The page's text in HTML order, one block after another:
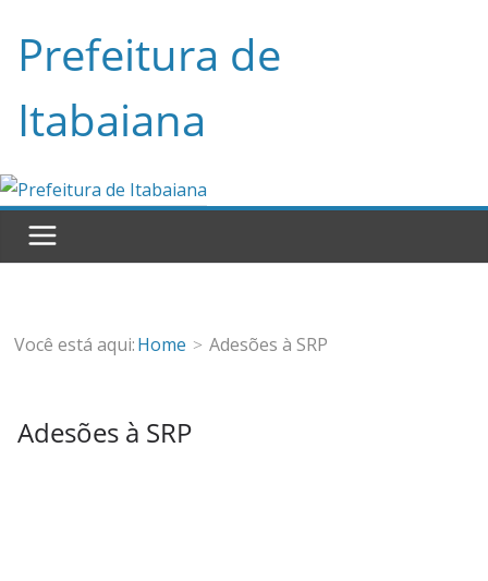
para
conteúdo
Prefeitura de
Itabaiana
Você está aqui:Home Adesões à SRP
Adesões à SRP